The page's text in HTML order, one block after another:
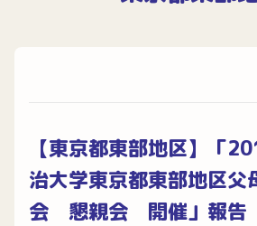
【東京都東部地区】「
治大学東京都東部地区
会 懇親会 開催」報告